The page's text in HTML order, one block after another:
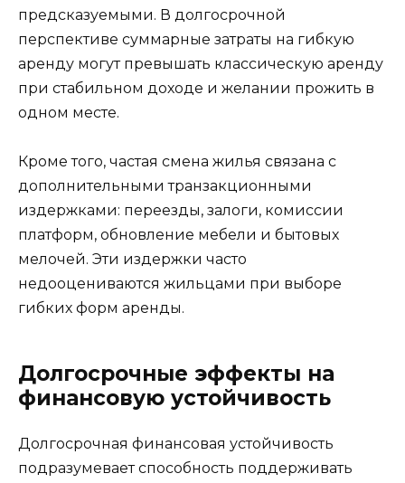
предсказуемыми. В долгосрочной
перспективе суммарные затраты на гибкую
аренду могут превышать классическую аренду
при стабильном доходе и желании прожить в
одном месте.
Кроме того, частая смена жилья связана с
дополнительными транзакционными
издержками: переезды, залоги, комиссии
платформ, обновление мебели и бытовых
мелочей. Эти издержки часто
недооцениваются жильцами при выборе
гибких форм аренды.
Долгосрочные эффекты на
финансовую устойчивость
Долгосрочная финансовая устойчивость
подразумевает способность поддерживать